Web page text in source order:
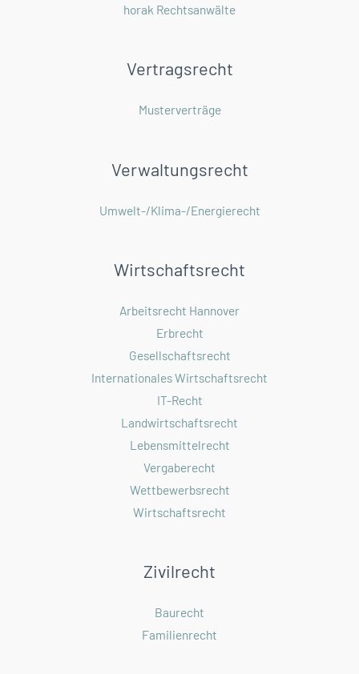
horak Rechtsanwälte
Vertragsrecht
Musterverträge
Verwaltungsrecht
Umwelt-/Klima-/Energierecht
Wirtschaftsrecht
Arbeitsrecht Hannover
Erbrecht
Gesellschaftsrecht
Internationales Wirtschaftsrecht
IT-Recht
Landwirtschaftsrecht
Lebensmittelrecht
Vergaberecht
Wettbewerbsrecht
Wirtschaftsrecht
Zivilrecht
Baurecht
Familienrecht